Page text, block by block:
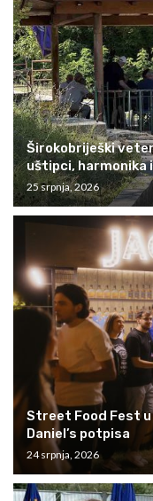
Širokobriješki
uštipci, harmonika
25 srpnja, 2026
Street Food Fest
Daniel’s potpisa
24 srpnja, 2026